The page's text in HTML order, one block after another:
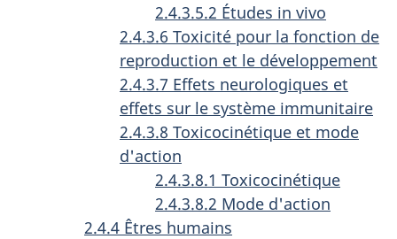
2.4.3.5.2 Études in vivo
2.4.3.6 Toxicité pour la fonction de
reproduction et le développement
2.4.3.7 Effets neurologiques et
effets sur le système immunitaire
2.4.3.8 Toxicocinétique et mode
d'action
2.4.3.8.1 Toxicocinétique
2.4.3.8.2 Mode d'action
2.4.4 Êtres humains